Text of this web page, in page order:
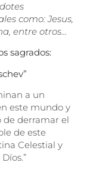
como: Jesus,
entre otros…
sagrados:
a un
este mundo y
de derramar el
de este
Celestial y